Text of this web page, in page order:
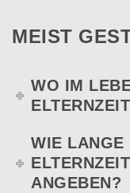
MEIST
WO IM
WIE LANGE
ANGEBEN?